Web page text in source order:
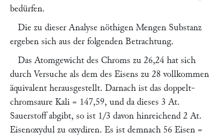
bedürfen.
Die zu dieser Analyse nöthigen Mengen Substanz
ergeben sich aus der folgenden Betrachtung.
Das Atomgewicht des Chroms zu 26,24 hat sich
durch Versuche als dem des Eisens zu 28 vollkommen
äquivalent herausgestellt. Darnach ist das doppelt-
chromsaure Kali = 147,59, und da dieses 3 At.
Sauerstoff abgibt, so ist 1/3 davon hinreichend 2 At.
Eisenoxydul zu oxydiren. Es ist demnach 56 Eisen =